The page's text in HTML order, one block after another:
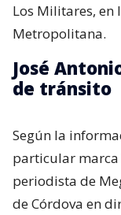
Los Militares, en
Metropolitana.
José
de tránsito
Según la
particular
periodista de
de Córdova en